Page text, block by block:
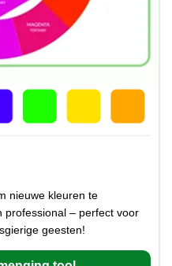
nieuwe kleuren te
professional – perfect voor
geesten!